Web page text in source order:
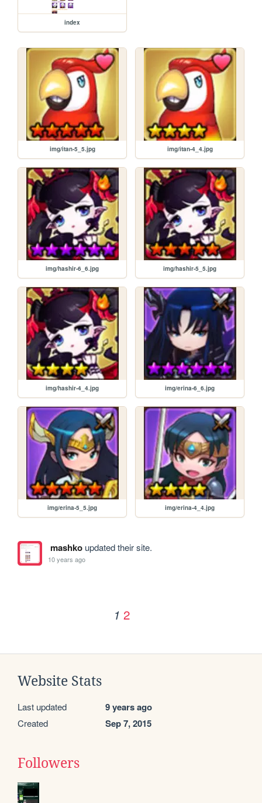
index
img/itan-5_5.jpg img/itan-4_4.jpg
img/hashir-6_6.jpg img/hashir-5_5.jpg
img/hashir-4_4.jpg img/erina-6_6.jpg
img/erina-5_5.jpg img/erina-4_4.jpg
mashkoupdated their site.
10 years ago
1 2
Website Stats
Last updated 9 years ago
Created Sep 7, 2015
Followers